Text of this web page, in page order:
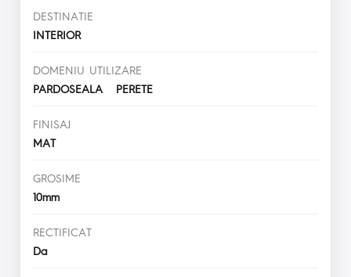
DESTINATIE
INTERIOR
DOMENIU UTILIZARE
PARDOSEALA PERETE
FINISAJ
MAT
GROSIME
10mm
RECTIFICAT
Da